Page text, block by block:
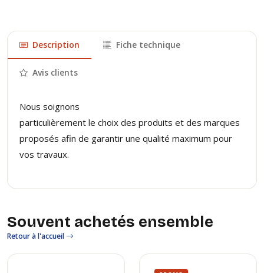
Description Fiche technique
Avis clients
Nous soignons
particulièrement le choix des produits et des marques
proposés afin de garantir une qualité maximum pour
vos travaux.
Souvent achetés ensemble
Retour à l'accueil